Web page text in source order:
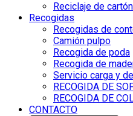
Reciclaje de cartón
Recogidas
Recogidas de
Camión pulpo
Recogida de poda
Recogida de
Servicio carga y
RECOGIDA DE
RECOGIDA DE
CONTACTO